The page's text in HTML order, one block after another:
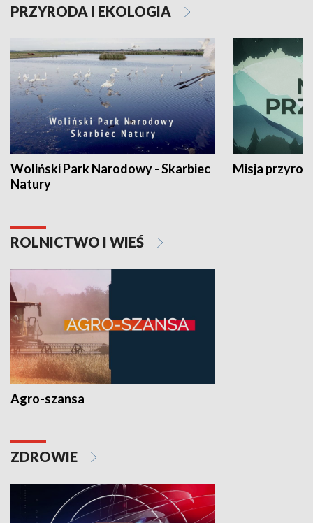
PRZYRODA I EKOLOGIA
Woliński Park Narodowy - Skarbiec
Natury
Misja
ROLNICTWO I WIEŚ
Agro-szansa
ZDROWIE